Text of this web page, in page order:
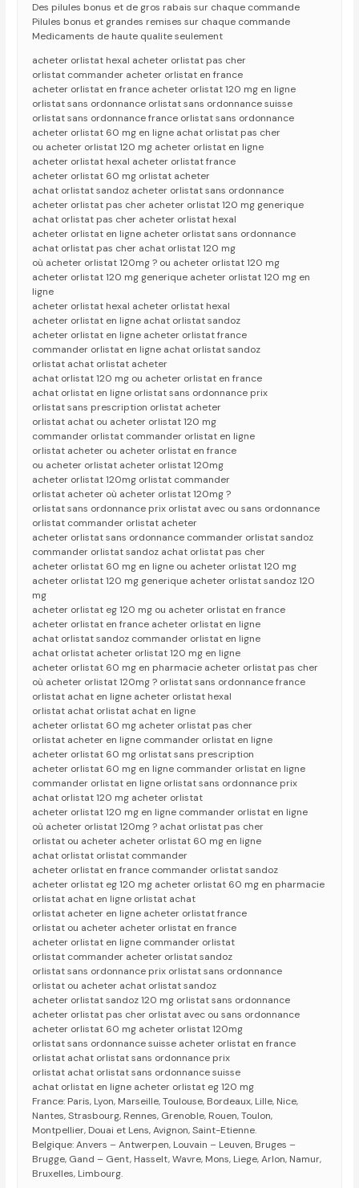
Des pilules bonus et de gros rabais sur chaque commande
Pilules bonus et grandes remises sur chaque commande
Medicaments de haute qualite seulement
acheter orlistat hexal acheter orlistat pas cher
orlistat commander acheter orlistat en france
acheter orlistat en france acheter orlistat 120 mg en ligne
orlistat sans ordonnance orlistat sans ordonnance suisse
orlistat sans ordonnance france orlistat sans ordonnance
acheter orlistat 60 mg en ligne achat orlistat pas cher
ou acheter orlistat 120 mg acheter orlistat en ligne
acheter orlistat hexal acheter orlistat france
acheter orlistat 60 mg orlistat acheter
achat orlistat sandoz acheter orlistat sans ordonnance
acheter orlistat pas cher acheter orlistat 120 mg generique
achat orlistat pas cher acheter orlistat hexal
acheter orlistat en ligne acheter orlistat sans ordonnance
achat orlistat pas cher achat orlistat 120 mg
où acheter orlistat 120mg ? ou acheter orlistat 120 mg
acheter orlistat 120 mg generique acheter orlistat 120 mg en
ligne
acheter orlistat hexal acheter orlistat hexal
acheter orlistat en ligne achat orlistat sandoz
acheter orlistat en ligne acheter orlistat france
commander orlistat en ligne achat orlistat sandoz
orlistat achat orlistat acheter
achat orlistat 120 mg ou acheter orlistat en france
achat orlistat en ligne orlistat sans ordonnance prix
orlistat sans prescription orlistat acheter
orlistat achat ou acheter orlistat 120 mg
commander orlistat commander orlistat en ligne
orlistat acheter ou acheter orlistat en france
ou acheter orlistat acheter orlistat 120mg
acheter orlistat 120mg orlistat commander
orlistat acheter où acheter orlistat 120mg ?
orlistat sans ordonnance prix orlistat avec ou sans ordonnance
orlistat commander orlistat acheter
acheter orlistat sans ordonnance commander orlistat sandoz
commander orlistat sandoz achat orlistat pas cher
acheter orlistat 60 mg en ligne ou acheter orlistat 120 mg
acheter orlistat 120 mg generique acheter orlistat sandoz 120
mg
acheter orlistat eg 120 mg ou acheter orlistat en france
acheter orlistat en france acheter orlistat en ligne
achat orlistat sandoz commander orlistat en ligne
achat orlistat acheter orlistat 120 mg en ligne
acheter orlistat 60 mg en pharmacie acheter orlistat pas cher
où acheter orlistat 120mg ? orlistat sans ordonnance france
orlistat achat en ligne acheter orlistat hexal
orlistat achat orlistat achat en ligne
acheter orlistat 60 mg acheter orlistat pas cher
orlistat acheter en ligne commander orlistat en ligne
acheter orlistat 60 mg orlistat sans prescription
acheter orlistat 60 mg en ligne commander orlistat en ligne
commander orlistat en ligne orlistat sans ordonnance prix
achat orlistat 120 mg acheter orlistat
acheter orlistat 120 mg en ligne commander orlistat en ligne
où acheter orlistat 120mg ? achat orlistat pas cher
orlistat ou acheter acheter orlistat 60 mg en ligne
achat orlistat orlistat commander
acheter orlistat en france commander orlistat sandoz
acheter orlistat eg 120 mg acheter orlistat 60 mg en pharmacie
orlistat achat en ligne orlistat achat
orlistat acheter en ligne acheter orlistat france
orlistat ou acheter acheter orlistat en france
acheter orlistat en ligne commander orlistat
orlistat commander acheter orlistat sandoz
orlistat sans ordonnance prix orlistat sans ordonnance
orlistat ou acheter achat orlistat sandoz
acheter orlistat sandoz 120 mg orlistat sans ordonnance
acheter orlistat pas cher orlistat avec ou sans ordonnance
acheter orlistat 60 mg acheter orlistat 120mg
orlistat sans ordonnance suisse acheter orlistat en france
orlistat achat orlistat sans ordonnance prix
orlistat achat orlistat sans ordonnance suisse
achat orlistat en ligne acheter orlistat eg 120 mg
France: Paris, Lyon, Marseille, Toulouse, Bordeaux, Lille, Nice,
Nantes, Strasbourg, Rennes, Grenoble, Rouen, Toulon,
Montpellier, Douai et Lens, Avignon, Saint-Etienne.
Belgique: Anvers – Antwerpen, Louvain – Leuven, Bruges –
Brugge, Gand – Gent, Hasselt, Wavre, Mons, Liege, Arlon, Namur,
Bruxelles, Limbourg.